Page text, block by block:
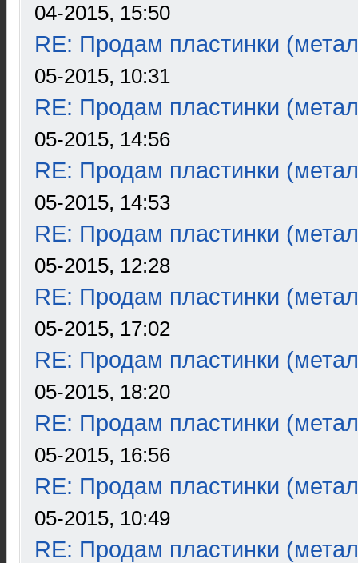
04-2015, 15:50
RE: Продам пластинки
05-2015, 10:31
RE: Продам пластинки
05-2015, 14:56
RE: Продам пластинки
05-2015, 14:53
RE: Продам пластинки
05-2015, 12:28
RE: Продам пластинки
05-2015, 17:02
RE: Продам пластинки
05-2015, 18:20
RE: Продам пластинки
05-2015, 16:56
RE: Продам пластинки
05-2015, 10:49
RE: Продам пластинки